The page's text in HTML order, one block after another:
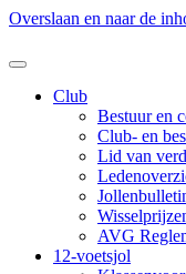
Overslaan en naar de
Club
Bestuur en
Club- en
Lid van
AVG
12-voetsjol